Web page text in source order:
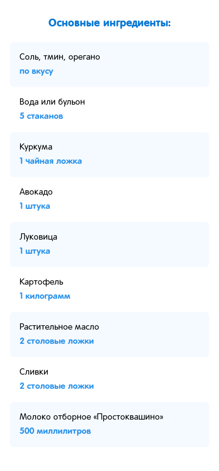
Основные ингредиенты:
Соль, тмин, орегано
по вкусу
Вода или бульон
5 стаканов
Куркума
1 чайная ложка
Авокадо
1 штука
Луковица
1 штука
Картофель
1 килограмм
Растительное масло
2 столовые ложки
Сливки
2 столовые ложки
Молоко отборное «Простоквашино»
500 миллилитров